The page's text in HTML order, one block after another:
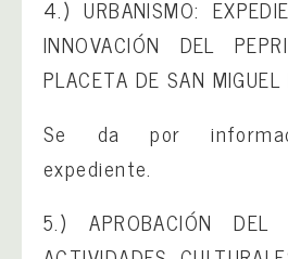
4.) URBANISMO:
INNOVACIÓN DEL
PLACETA DE SAN
Se da por
expediente.
5.) APROBACIÓN DEL